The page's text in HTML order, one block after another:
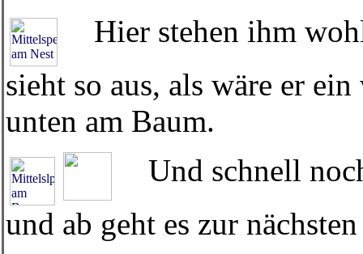
Hier stehen ihm
sieht so aus, als wäre er
unten am Baum.
Und schnell
und ab geht es zur